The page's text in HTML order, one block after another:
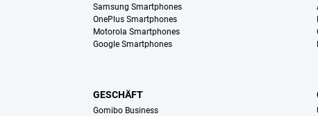
Samsung Smartphones
OnePlus Smartphones
Motorola Smartphones
Google Smartphones
GESCHÄFT
Gomibo Business